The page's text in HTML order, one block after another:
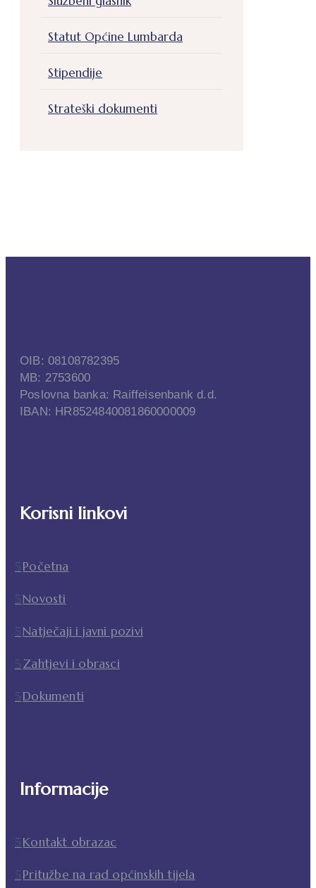
Statut Općine Lumbarda
Stipendije
Strateški dokumenti
OIB: 08108782395
MB: 2753600
Poslovna banka: Raiffeisenbank d.d.
IBAN: HR8524840081860000009
Korisni linkovi
Početna
Novosti
Natječaji i javni pozivi
Zahtjevi i obrasci
Dokumenti
Informacije
Kontakt obrazac
Pritužbe na rad općinskih tijela